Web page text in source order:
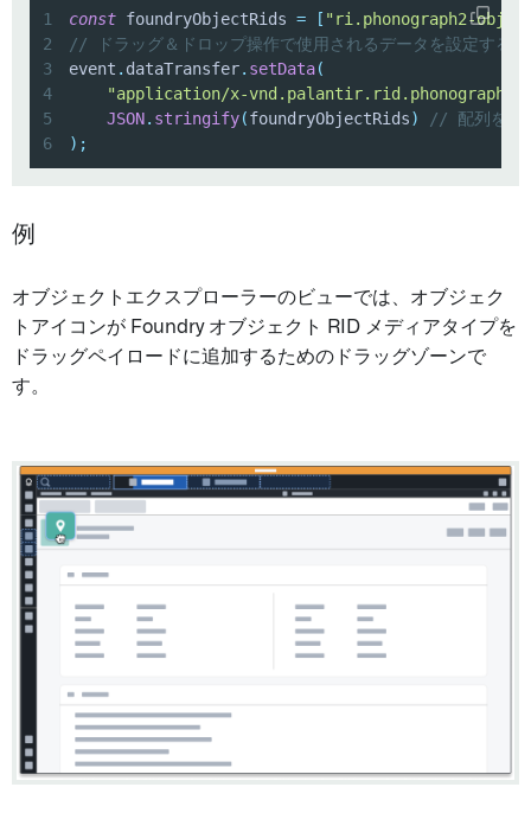
1 const foundryObjectRids = [ "ri.phonograph2-
2
// ドラッグ＆ドロップ操作で使用されるデータを設定する
3
event . dataTransfer. setData(
4
"application/x-
5
JSON. stringify(foundryObjectRids)
// 配列を
6
) ;
例
オブジェクトエクスプローラーのビューでは、オブジェク
トアイコンが Foundry オブジェクト RID メディアタイプを
ドラッグペイロードに追加するためのドラッグゾーンで
す。